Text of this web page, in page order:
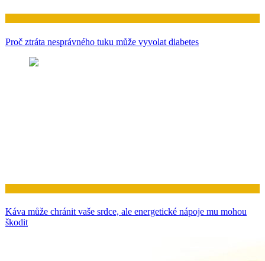
Proč ztráta nesprávného tuku může vyvolat diabetes
Káva může chránit vaše srdce, ale energetické nápoje mu mohou
škodit